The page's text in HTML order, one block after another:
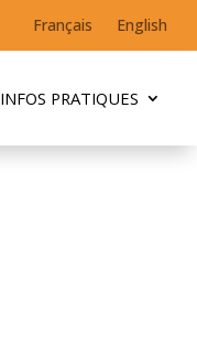
Français English
INFOS PRATIQUES